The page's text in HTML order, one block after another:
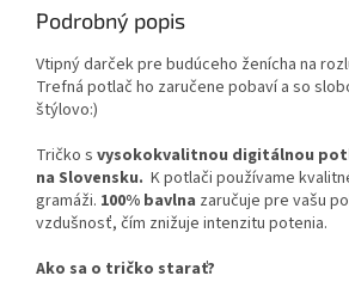
Podrobný popis
Vtipný darček pre budúceho ženícha na
Trefná potlač ho zaručene pobaví a so
štýlovo:)
Tričko s vysokokvalitnou digitálnou
na Slovensku. K potlači používame
gramáži. 100% bavlna zaručuje pre vašu
vzdušnosť, čím znižuje intenzitu potenia.
Ako sa o tričko starať?